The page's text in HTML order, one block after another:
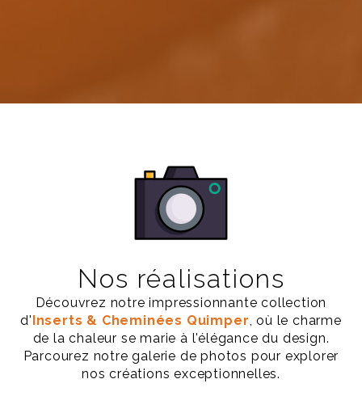
Nos réalisations
Découvrez notre impressionnante collection
d'Inserts & Cheminées Quimper , où le charme
de la chaleur se marie à l'élégance du design.
Parcourez notre galerie de photos pour explorer
nos créations exceptionnelles.